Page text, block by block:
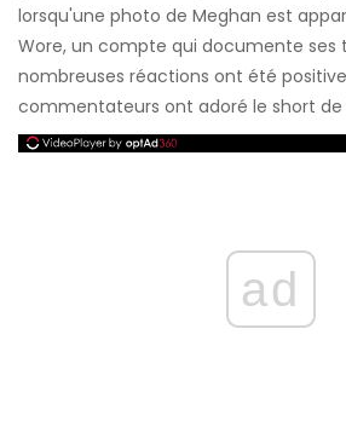
lorsqu'une photo de Meghan est
Wore, un compte qui documente ses
nombreuses réactions ont été
commentateurs ont adoré le short de
ad